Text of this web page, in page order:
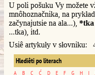
U poli pošuku Vy možete
mnôhoznačnika, na
začynajutsie na ala...), *tka
...tka), itd.
Usiê artykuły v słovniku:
Hlediêti po literach
A B C Ć D E F G H I